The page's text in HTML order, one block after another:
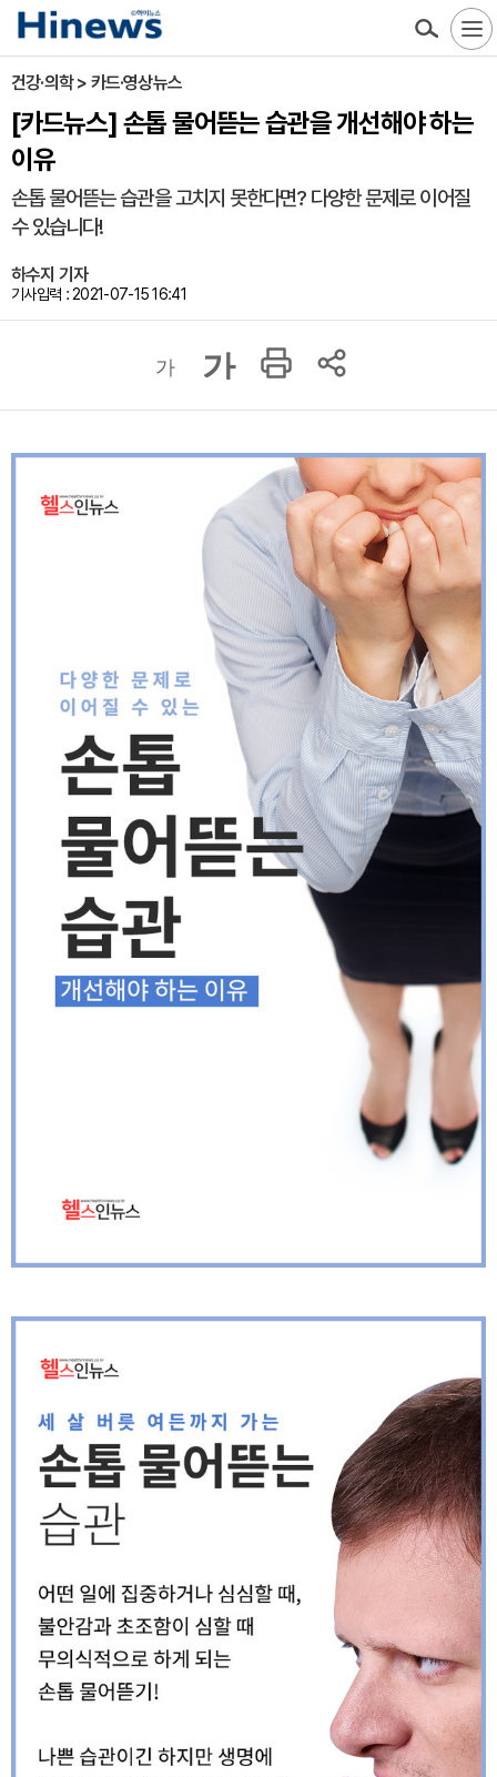
건강·의학 > 카드·영상뉴스
[카드뉴스] 손톱 물어뜯는 습관을 개선해야 하는
이유
손톱 물어뜯는 습관을 고치지 못한다면? 다양한 문제로 이어질
수 있습니다!
하수지 기자
기사입력 : 2021-07-15 16:41
가 가